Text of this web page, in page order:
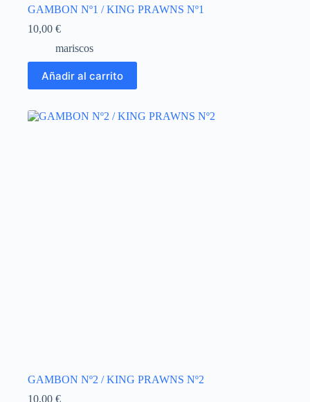
GAMBON Nº1 / KING PRAWNS Nº1
10,00 €
mariscos
Añadir al carrito
GAMBON Nº2 / KING PRAWNS Nº2
10,00 €